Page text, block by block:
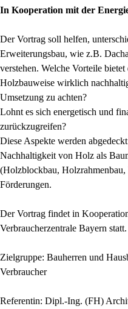
In Kooperation mit der
Der Vortrag soll helfen,
Erweiterungsbau, wie z.B.
verstehen. Welche Vorteile
Holzbauweise wirklich
Umsetzung zu achten?
Lohnt es sich energetisch und
zurückzugreifen?
Diese Aspekte werden
Nachhaltigkeit von Holz als
(Holzblockbau,
Förderungen.
Der Vortrag findet in
Verbraucherzentrale Bayern statt.
Zielgruppe: Bauherren und
Verbraucher
Referentin: Dipl.-Ing. (FH)